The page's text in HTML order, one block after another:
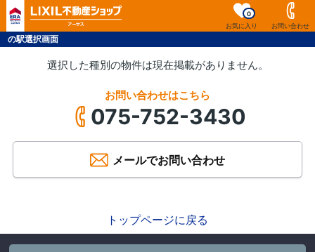
お気に入り
0
お問い合わせ
の駅選択画面
選択した種別の物件は現在掲載がありません。
お問い合わせはこちら
075-752-3430
メールでお問い合わせ
トップページに戻る